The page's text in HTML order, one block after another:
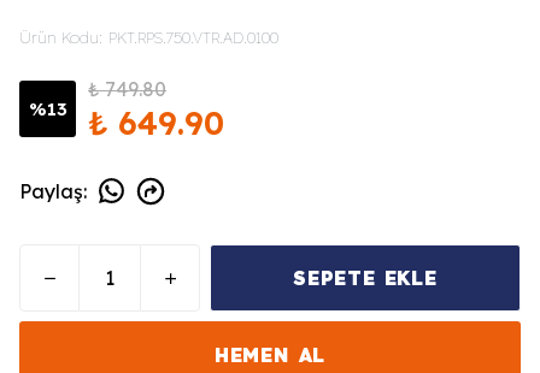
Ürün Kodu: PKT.RPS.750.VTR.AD.0100
%13
₺ 749.80
₺ 649.90
Paylaş:
SEPETE EKLE
HEMEN AL